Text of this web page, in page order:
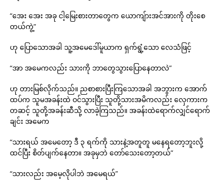
“အေး အေး အခု ငါ့မြေးစားတာတွေက ယောကျ်ားအင်အားကို တိုးစေ
တယ်ကွဲ့”
ဟု ပြောသောအခါ သူ့အမေဒေါ်မူယာက ရှက်ရွံ့သော လေသံဖြင့်
“အာ အမေကလည်း သားကို ဘာတွေသွားပြောနေတာလဲ”
ဟု တားမြစ်လိုက်သည်။ ညစာစားပြီးကြသောအခါ အဘွားက အောက်
ထပ်က သူမအခန်းထဲ ဝင်သွားပြီး သူတို့သားအမိကလည်း လှေကားက
တဆင့် သူတို့အခန်းဆီသို့ လာခဲ့ကြသည်။ အခန်းထဲရောက်လျှင်ရောက်
ချင်း အမေက
“သားရယ် အမေတော့ ဒီ ၃ ရက်ကို သားနဲ့အတူတူ မနေရတော့ဘူးလို့
ထင်ပြီး စိတ်ပျက်နေတာ။ အခုမှဘဲ တော်သေးတော့တယ်”
“သားလည်း အမေ့လိုပါဘဲ အမေရယ်”